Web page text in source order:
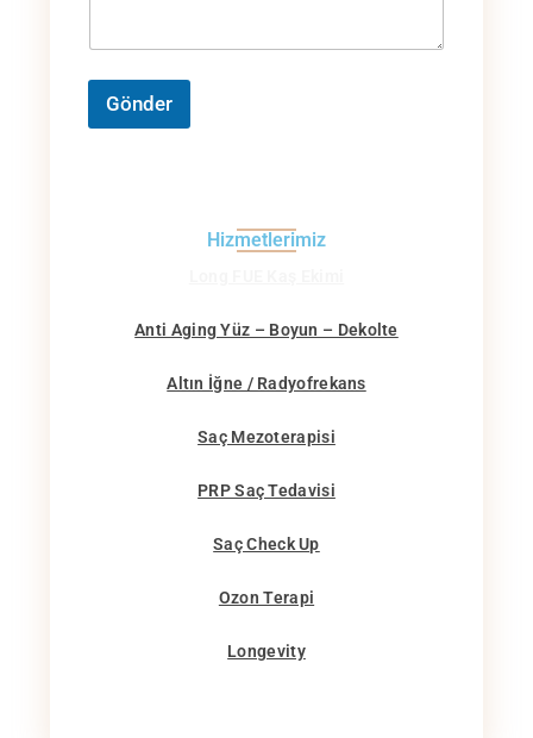
Gönder
Hizmetlerimiz
Anti Aging Yüz – Boyun – Dekolte
Altın İğne / Radyofrekans
Saç Mezoterapisi
PRP Saç Tedavisi
Saç Check Up
Ozon Terapi
Longevity